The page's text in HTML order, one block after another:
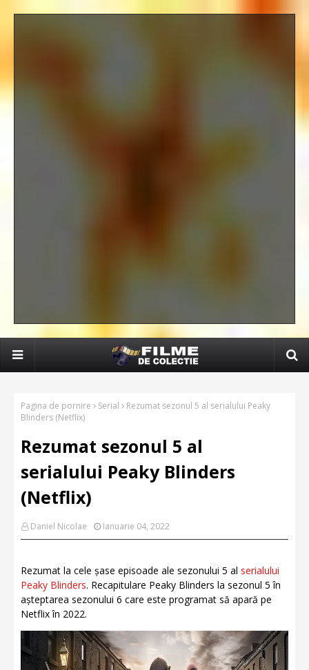
Pagina de pornire Serial
Rezumat sezonul 5 al serialului Peaky
Blinders (Netflix)
Rezumat sezonul 5 al
serialului Peaky Blinders
(Netflix)
Daniel Nicolae Ianuarie 04, 2022
Rezumat la cele șase episoade ale sezonului 5 al serialului
Peaky Blinders. Recapitulare Peaky Blinders la sezonul 5 în
așteptarea sezonului 6 care este programat să apară pe
Netflix în 2022.